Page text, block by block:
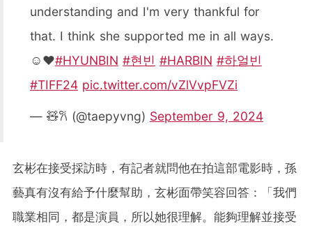
understanding and I'm very thankful for
that. I think she supported me in all ways.
☺️❤️#HYUNBIN #현빈 #HARBIN #하얼빈
#TIFF24 pic.twitter.com/vZlVvpFVZi
— 🧸𐙚 (@taepyvng) September 9, 2024
玄彬在接受採訪時，有記者就問他在拍這部電影時，孫
藝真有沒有給予什麼幫助，玄彬面帶笑容回答：「我們
職業相同，都是演員，所以她很理解。能夠理解並接受